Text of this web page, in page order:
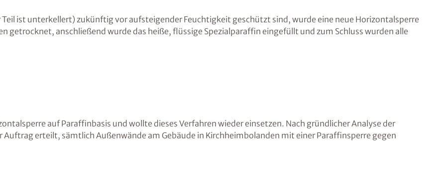
Teil ist unterkellert) zukünftig vor aufsteigender Feuchtigkeit geschützt sind, wurde eine neue Horizontalsperre
getrocknet, anschließend wurde das heiße, flüssige Spezialparaffin eingefüllt und zum Schluss wurden alle
auf Paraffinbasis und wollte dieses Verfahren wieder einsetzen. Nach gründlicher Analyse der
Auftrag erteilt, sämtlich Außenwände am Gebäude in Kirchheimbolanden mit einer Paraffinsperre gegen